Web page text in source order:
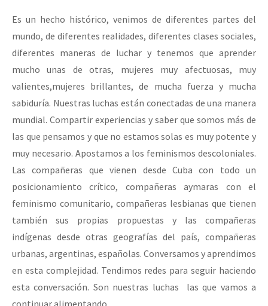
Es un hecho histórico, venimos de diferentes partes del
mundo, de diferentes realidades, diferentes clases sociales,
diferentes maneras de luchar y tenemos que aprender
mucho unas de otras, mujeres muy afectuosas, muy
valientes,mujeres brillantes, de mucha fuerza y mucha
sabiduría. Nuestras luchas están conectadas de una manera
mundial. Compartir experiencias y saber que somos más de
las que pensamos y que no estamos solas es muy potente y
muy necesario. Apostamos a los feminismos descoloniales.
Las compañeras que vienen desde Cuba con todo un
posicionamiento crítico, compañeras aymaras con el
feminismo comunitario, compañeras lesbianas que tienen
también sus propias propuestas y las compañeras
indígenas desde otras geografías del país, compañeras
urbanas, argentinas, españolas. Conversamos y aprendimos
en esta complejidad. Tendimos redes para seguir haciendo
esta conversación. Son nuestras luchas las que vamos a